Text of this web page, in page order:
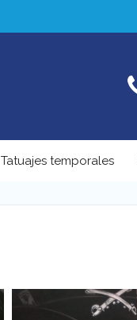
Tatuajes temporales